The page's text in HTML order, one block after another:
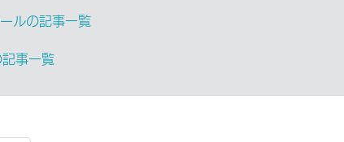
ルの記事一覧
事一覧